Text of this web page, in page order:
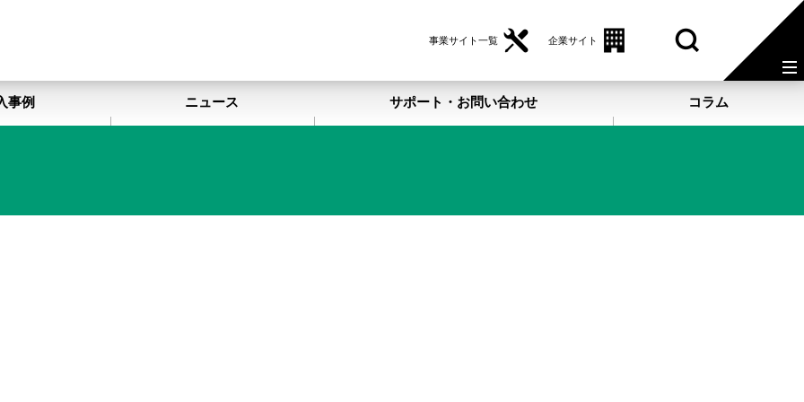
事業サイト一覧 企業サイト
事例 ニュース サポート・お問い合わせ コラム